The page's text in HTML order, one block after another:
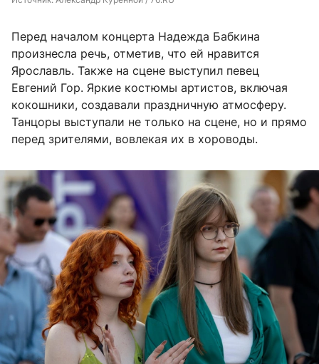
Перед началом концерта Надежда Бабкина
произнесла речь, отметив, что ей нравится
Ярославль. Также на сцене выступил певец
Евгений Гор. Яркие костюмы артистов, включая
кокошники, создавали праздничную атмосферу.
Танцоры выступали не только на сцене, но и прямо
перед зрителями, вовлекая их в хороводы.